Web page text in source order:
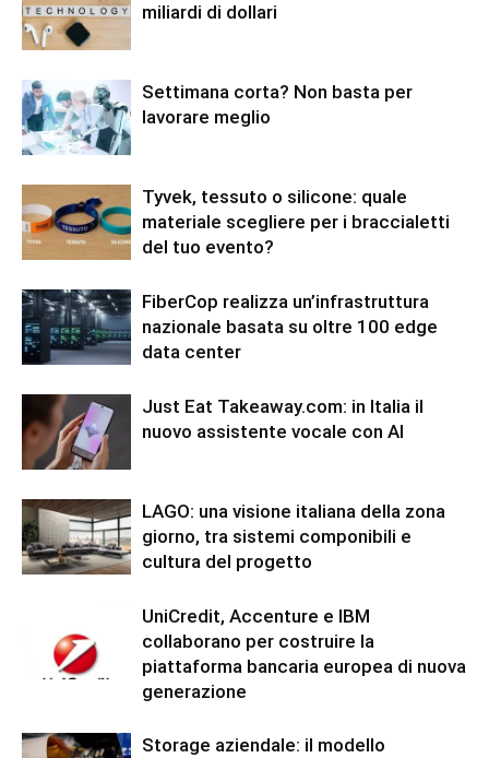
miliardi di dollari
Settimana corta? Non basta per
lavorare meglio
Tyvek, tessuto o silicone: quale
materiale scegliere per i braccialetti
del tuo evento?
FiberCop realizza un’infrastruttura
nazionale basata su oltre 100 edge
data center
Just Eat Takeaway.com: in Italia il
nuovo assistente vocale con AI
LAGO: una visione italiana della zona
giorno, tra sistemi componibili e
cultura del progetto
UniCredit, Accenture e IBM
collaborano per costruire la
piattaforma bancaria europea di nuova
generazione
Storage aziendale: il modello